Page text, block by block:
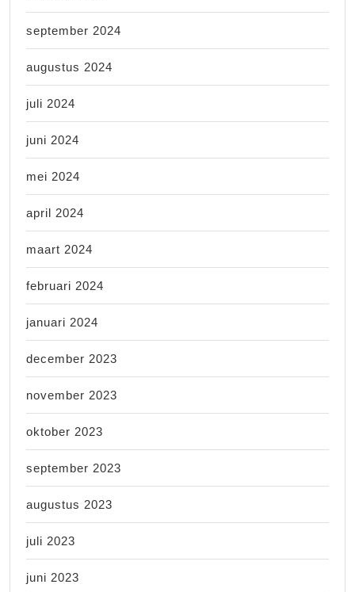
september 2024
augustus 2024
juli 2024
juni 2024
mei 2024
april 2024
maart 2024
februari 2024
januari 2024
december 2023
november 2023
oktober 2023
september 2023
augustus 2023
juli 2023
juni 2023